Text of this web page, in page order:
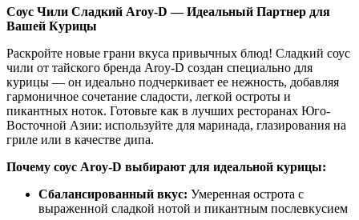
Соус Чили Сладкий Aroy-D — Идеальный Партнер для
Вашей Курицы
Раскройте новые грани вкуса привычных блюд! Сладкий соус
чили от тайского бренда Aroy-D создан специально для
курицы — он идеально подчеркивает ее нежность, добавляя
гармоничное сочетание сладости, легкой остроты и
пикантных ноток. Готовьте как в лучших ресторанах Юго-
Восточной Азии: используйте для маринада, глазирования на
гриле или в качестве дипа.
Почему соус Aroy-D выбирают для идеальной курицы:
Сбалансированный вкус: Умеренная острота с
выраженной сладкой нотой и пикантным послевкусием